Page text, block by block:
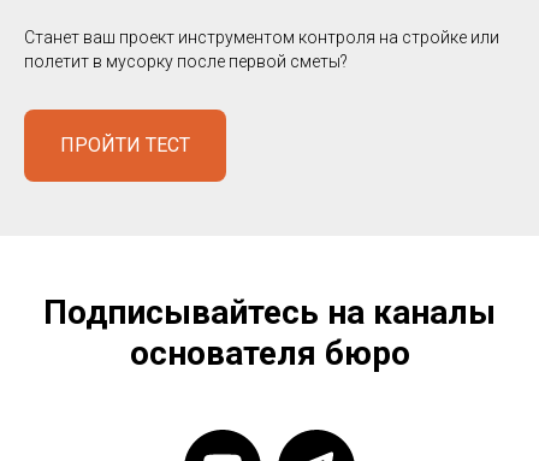
Станет ваш проект инструментом контроля на стройке или
полетит в мусорку после первой сметы?
ПРОЙТИ ТЕСТ
Подписывайтесь на каналы
основателя бюро